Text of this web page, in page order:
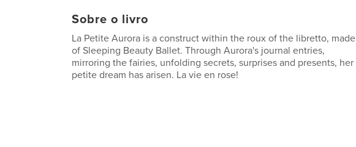
Sobre o livro
La Petite Aurora is a construct within the roux of the libretto, made
of Sleeping Beauty Ballet. Through Aurora's journal entries,
mirroring the fairies, unfolding secrets, surprises and presents, her
petite dream has arisen. La vie en rose!